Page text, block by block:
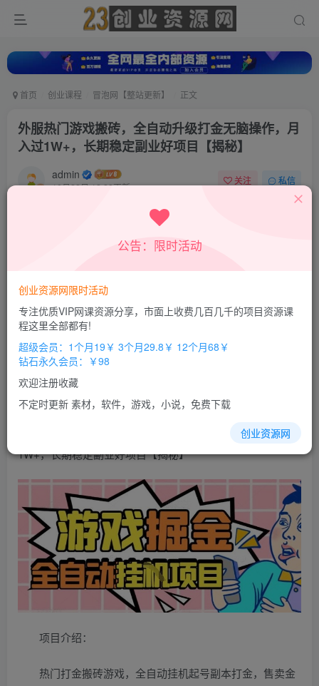
首页 创业课程 冒泡网【整站更新】 正文
外服热门游戏搬砖，全自动升级打金无脑操作，月
入过1W+，长期稳定副业好项目【揭秘】
admin
10月22日 12:28更新
关注 私信
超级会员
立即购买
您当前未登录！建议登陆后购买，办理会员包月更省钱，可保存购
无脑操作，月入过
1W+，长期稳定副业好项目【揭秘】
项目介绍：
热门打金搬砖游戏，全自动挂机起号副本打金，售卖金
公告：限时活动
创业资源网限时活动
专注优质VIP网课资源分享，市面上收费几百几千的项目资源课
程这里全部都有!
超级会员：1个月19￥ 3个月29.8￥ 12个月68￥
钻石永久会员：￥98
欢迎注册收藏
不定时更新 素材，软件，游戏，小说，免费下载
创业资源网